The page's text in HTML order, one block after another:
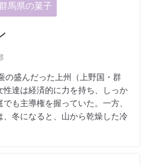
群馬県の菓子
の盛んだった上州（上野国・群
達は経済的に力を持ち、しっか
も主導権を握っていた。一方、
、冬になると、山から乾燥した冷